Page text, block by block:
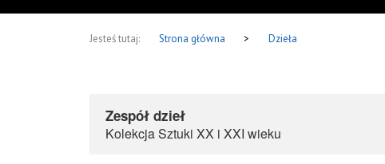
Jesteś tutaj: Strona główna > Dzieła
Zespół dzieł
Kolekcja Sztuki XX i XXI wieku